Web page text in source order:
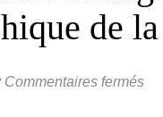
de
Commentaires fermés